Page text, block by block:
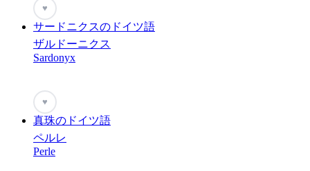
♥
サードニクスのドイツ語
ザルドーニクス
Sardonyx
♥
真珠のドイツ語
ペルレ
Perle